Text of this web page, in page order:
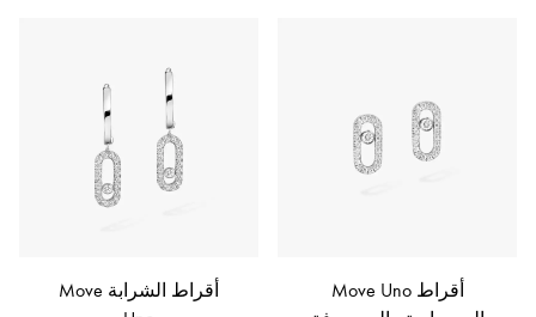
أقراط Move Uno
أقراط الشرابة Move